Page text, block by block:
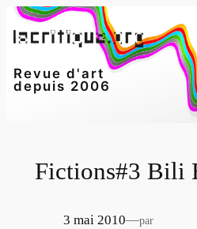
Aller
au
Revue d'art
depuis 2006
Fictions#3 Bili
3 mai 2010—par